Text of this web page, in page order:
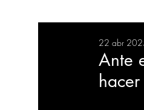
BIENESTAR
Ante
22 abr